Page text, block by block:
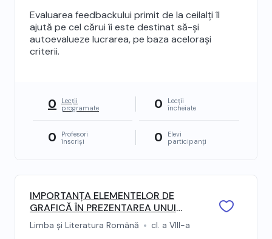
Evaluarea feedbackului primit de la ceilalți îl
ajută pe cel cărui îi este destinat să-și
autoevalueze lucrarea, pe baza acelorași
criterii.
0
Lecții
programate
0
Lecții
încheiate
0
Profesori
înscriși
0
Elevi
participanți
IMPORTANȚA ELEMENTELOR DE
GRAFICĂ ÎN PREZENTAREA UNUI
TEXT SCRIS: importanța elementelor
de grafică în prezentarea unui; text
Limba și Literatura Română cl. a VIII-a